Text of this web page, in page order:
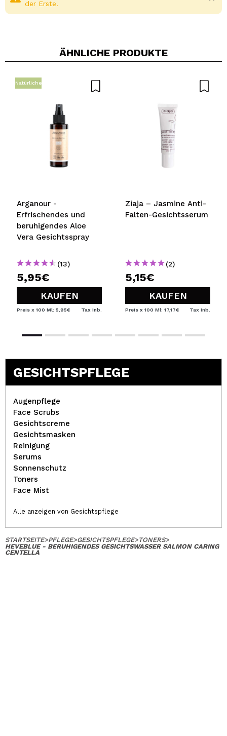
Dein Video könnte das erste sein. Stell es dir vor...
Würden Sie diesen Kauf empfehlen? Ja
der Erste!
ÄHNLICHE PRODUKTE
Natürliche
Arganour -
Erfrischendes und
beruhigendes Aloe
Vera Gesichtsspray
(13)
5,95€
KAUFEN
Preis x 100 Ml: 5,95€ Tax Inb.
Ziaja – Jasmine Anti-
Falten-Gesichtsserum
(2)
5,15€
KAUFEN
Preis x 100 Ml: 17,17€ Tax Inb.
GESICHTSPFLEGE
Augenpflege
Face Scrubs
Gesichtscreme
Gesichtsmasken
Reinigung
Serums
Sonnenschutz
Toners
Face Mist
Alle anzeigen von Gesichtspflege
STARTSEITE>PFLEGE>GESICHTSPFLEGE>TONERS>
HEVEBLUE - BERUHIGENDES GESICHTSWASSER SALMON CARING
CENTELLA